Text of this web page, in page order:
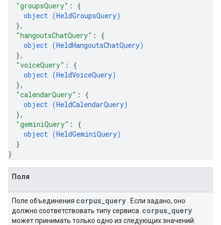
"groupsQuery" : {
object (HeldGroupsQuery)
},
"hangoutsChatQuery" : {
object (HeldHangoutsChatQuery)
},
"voiceQuery" : {
object (HeldVoiceQuery)
},
"calendarQuery" : {
object (HeldCalendarQuery)
},
"geminiQuery" : {
object (HeldGeminiQuery)
}
}
Поля
Поле объединения corpus query . Если задано, оно
должно соответствовать типу сервиса. corpus query
может принимать только одно из следующих значений: